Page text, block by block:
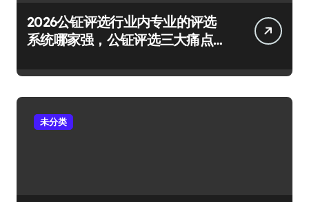
2026公钲评选行业内专业的评选
系统哪家强，公钲评选三大痛点
未分类